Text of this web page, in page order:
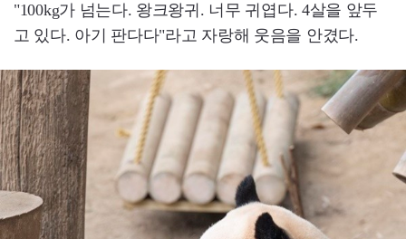
"100kg가 넘는다. 왕크왕귀. 너무 귀엽다. 4살을 앞두
고 있다. 아기 판다다"라고 자랑해 웃음을 안겼다.